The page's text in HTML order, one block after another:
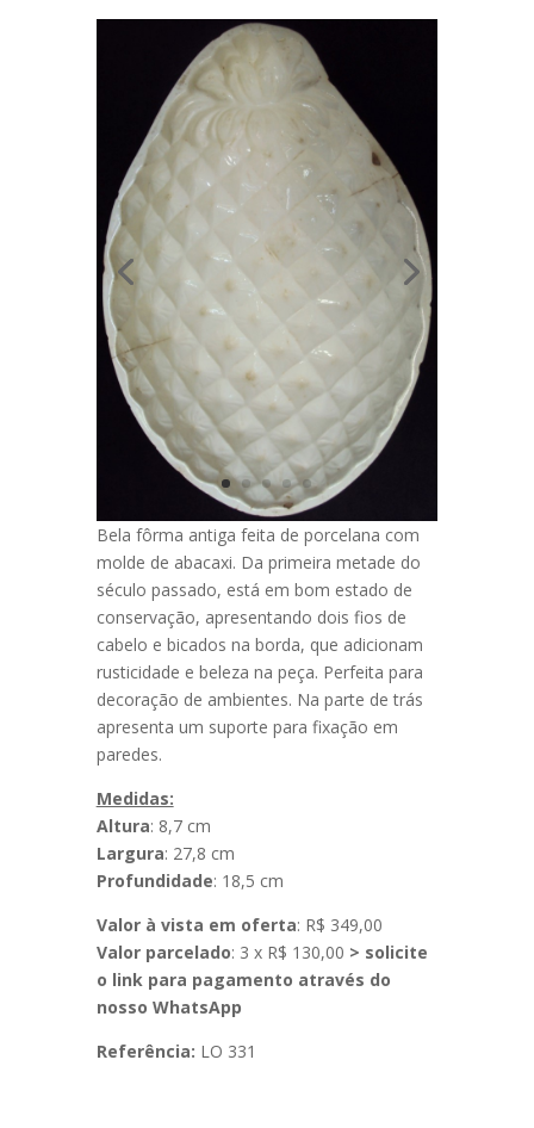
Bela fôrma antiga feita de porcelana com
molde de abacaxi. Da primeira metade do
século passado, está em bom estado de
conservação, apresentando dois fios de
cabelo e bicados na borda, que adicionam
rusticidade e beleza na peça. Perfeita para
decoração de ambientes. Na parte de trás
apresenta um suporte para fixação em
paredes.
Medidas:
Altura: 8,7 cm
Largura: 27,8 cm
Profundidade: 18,5 cm
Valor à vista em oferta: R$ 349,00
Valor parcelado: 3 x R$ 130,00 > solicite
o link para pagamento através do
nosso WhatsApp
Referência: LO 331